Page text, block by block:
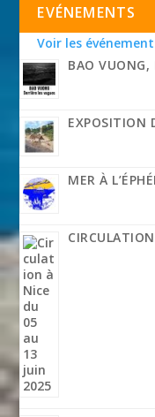
EVÉNEMENTS
Voir les
BAO VUONG,
EXPOSITION
MER À